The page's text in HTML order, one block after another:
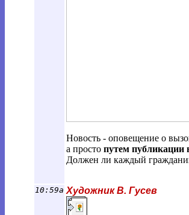
Новость - оповещение о
а просто путем публикации
Должен ли каждый
10:59a Художник В. Гусев